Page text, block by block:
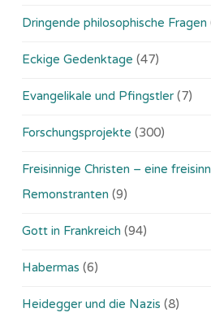
Dringende philosophische Fragen
Eckige Gedenktage (47)
Evangelikale und Pfingstler (7)
Forschungsprojekte (300)
Freisinnige Christen – eine
Remonstranten (9)
Gott in Frankreich (94)
Habermas (6)
Heidegger und die Nazis (8)